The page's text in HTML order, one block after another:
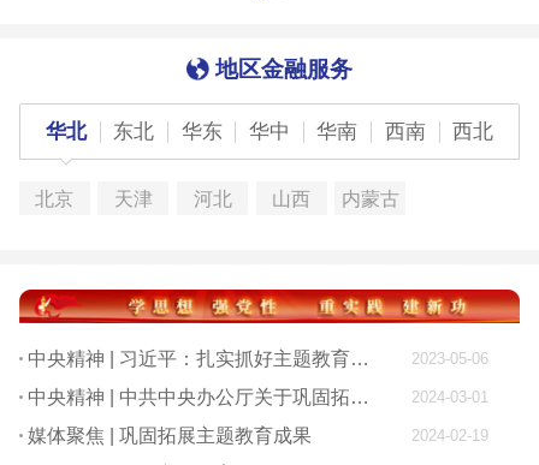
地区金融服务
华北 东北 华东 华中 华南 西南 西北
北京 天津 河北 山西 内蒙古
中央精神 | 习近平：扎实抓好主题教育 为奋进新征程凝心聚力 2023-05-06
中央精神 | 中共中央办公厅关于巩固拓展学习贯彻习近平新时代中国特色社会主义思想主题教育成果的意见 2024-03-01
媒体聚焦 | 巩固拓展主题教育成果 2024-02-19